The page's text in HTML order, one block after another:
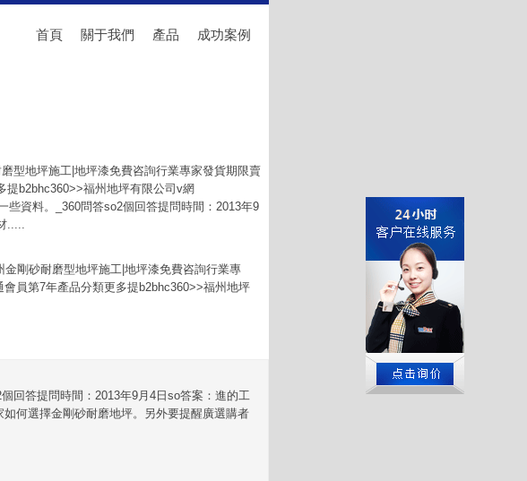
首頁 關于我們 產品 成功案例
型地坪施工|地坪漆免費咨詢行業專家發貨期限賣
提b2bhc360>>福州地坪有限公司v網
些資料。_360問答so2個回答提問時間：2013年9
.....
剛砂耐磨型地坪施工|地坪漆免費咨詢行業專
員第7年產品分類更多提b2bhc360>>福州地坪
回答提問時間：2013年9月4日so答案：進的工
何選擇金剛砂耐磨地坪。另外要提醒廣選購者